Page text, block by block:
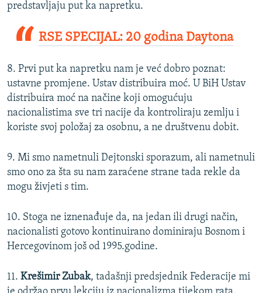
predstavljaju put ka napretku.
RSE SPECIJAL: 20 godina Daytona
8. Prvi put ka napretku nam je već dobro poznat:
ustavne promjene. Ustav distribuira moć. U BiH Ustav
distribuira moć na načine koji omogućuju
nacionalistima sve tri nacije da kontroliraju zemlju i
koriste svoj položaj za osobnu, a ne društvenu dobit.
9. Mi smo nametnuli Dejtonski sporazum, ali nametnuli
smo ono za šta su nam zaraćene strane tada rekle da
mogu živjeti s tim.
10. Stoga ne iznenađuje da, na jedan ili drugi način,
nacionalisti gotovo kontinuirano dominiraju Bosnom i
Hercegovinom još od 1995.godine.
11. Krešimir Zubak, tadašnji predsjednik Federacije mi